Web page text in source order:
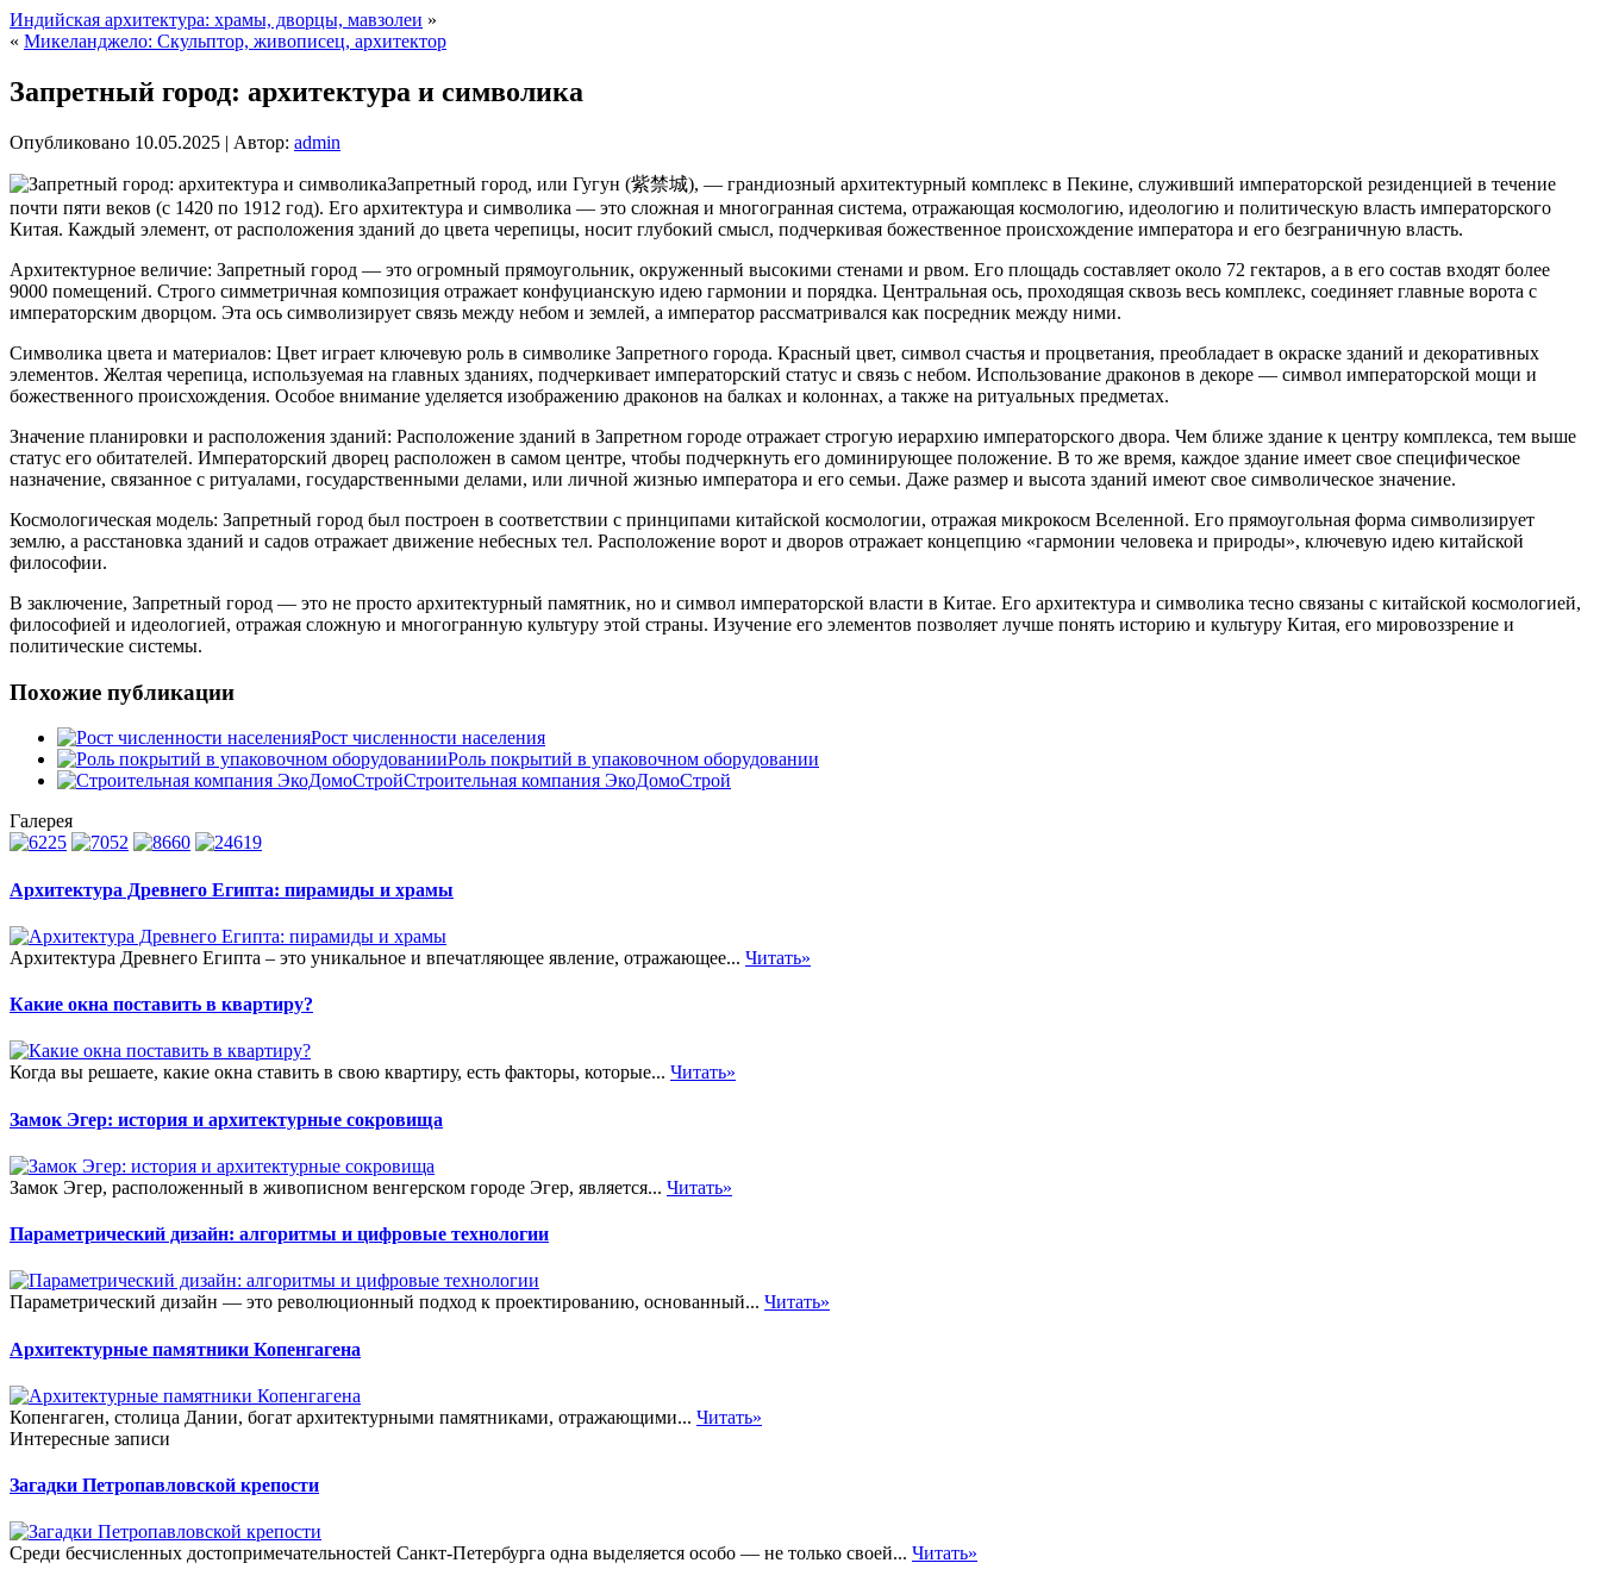
Индийская архитектура: храмы, дворцы, мавзолеи »
« Микеланджело: Скульптор, живописец, архитектор
Запретный город: архитектура и символика
Опубликовано 10.05.2025 | Автор: admin
Запретный город, или Гугун (紫禁城), — грандиозный архитектурный комплекс в Пекине, служивший императорской резиденцией в течение
почти пяти веков (с 1420 по 1912 год). Его архитектура и символика — это сложная и многогранная система, отражающая космологию, идеологию и политическую власть императорского
Китая. Каждый элемент, от расположения зданий до цвета черепицы, носит глубокий смысл, подчеркивая божественное происхождение императора и его безграничную власть.
Архитектурное величие: Запретный город — это огромный прямоугольник, окруженный высокими стенами и рвом. Его площадь составляет около 72 гектаров, а в его состав входят более
9000 помещений. Строго симметричная композиция отражает конфуцианскую идею гармонии и порядка. Центральная ось, проходящая сквозь весь комплекс, соединяет главные ворота с
императорским дворцом. Эта ось символизирует связь между небом и землей, а император рассматривался как посредник между ними.
Символика цвета и материалов: Цвет играет ключевую роль в символике Запретного города. Красный цвет, символ счастья и процветания, преобладает в окраске зданий и декоративных
элементов. Желтая черепица, используемая на главных зданиях, подчеркивает императорский статус и связь с небом. Использование драконов в декоре — символ императорской мощи и
божественного происхождения. Особое внимание уделяется изображению драконов на балках и колоннах, а также на ритуальных предметах.
Значение планировки и расположения зданий: Расположение зданий в Запретном городе отражает строгую иерархию императорского двора. Чем ближе здание к центру комплекса, тем выше
статус его обитателей. Императорский дворец расположен в самом центре, чтобы подчеркнуть его доминирующее положение. В то же время, каждое здание имеет свое специфическое
назначение, связанное с ритуалами, государственными делами, или личной жизнью императора и его семьи. Даже размер и высота зданий имеют свое символическое значение.
Космологическая модель: Запретный город был построен в соответствии с принципами китайской космологии, отражая микрокосм Вселенной. Его прямоугольная форма символизирует
землю, а расстановка зданий и садов отражает движение небесных тел. Расположение ворот и дворов отражает концепцию «гармонии человека и природы», ключевую идею китайской
философии.
В заключение, Запретный город — это не просто архитектурный памятник, но и символ императорской власти в Китае. Его архитектура и символика тесно связаны с китайской космологией,
философией и идеологией, отражая сложную и многогранную культуру этой страны. Изучение его элементов позволяет лучше понять историю и культуру Китая, его мировоззрение и
политические системы.
Похожие публикации
Рост численности населения
Роль покрытий в упаковочном оборудовании
Строительная компания ЭкоДомоСтрой
Галерея
Архитектура Древнего Египта: пирамиды и храмы
Архитектура Древнего Египта – это уникальное и впечатляющее явление, отражающее... Читать»
Какие окна поставить в квартиру?
Когда вы решаете, какие окна ставить в свою квартиру, есть факторы, которые... Читать»
Замок Эгер: история и архитектурные сокровища
Замок Эгер, расположенный в живописном венгерском городе Эгер, является... Читать»
Параметрический дизайн: алгоритмы и цифровые технологии
Параметрический дизайн — это революционный подход к проектированию, основанный... Читать»
Архитектурные памятники Копенгагена
Копенгаген, столица Дании, богат архитектурными памятниками, отражающими... Читать»
Интересные записи
Загадки Петропавловской крепости
Среди бесчисленных достопримечательностей Санкт-Петербурга одна выделяется особо — не только своей... Читать»